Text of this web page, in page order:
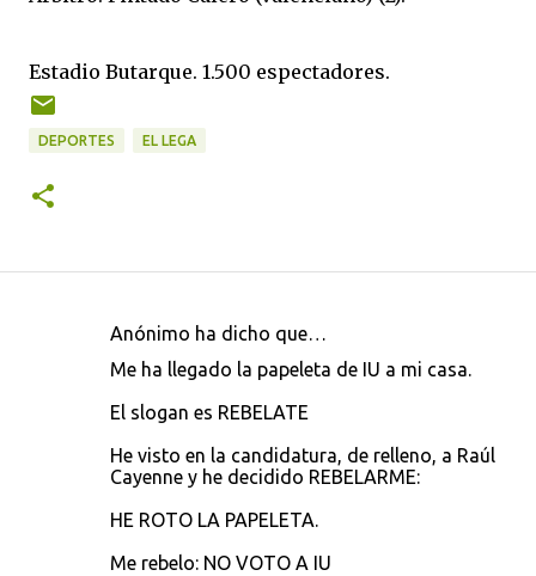
Estadio Butarque. 1.500 espectadores.
DEPORTES EL LEGA
Anónimo ha dicho que…
Me ha llegado la papeleta de IU a mi casa.
El slogan es REBELATE
He visto en la candidatura, de relleno, a Raúl
Cayenne y he decidido REBELARME:
HE ROTO LA PAPELETA.
Me rebelo: NO VOTO A IU